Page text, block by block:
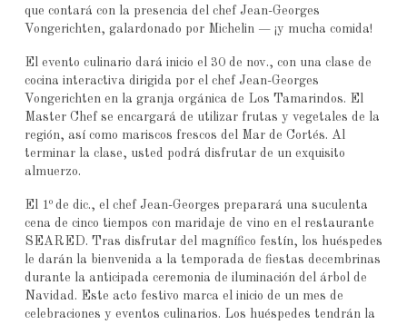
que contará con la presencia del chef Jean-Georges
Vongerichten, galardonado por Michelin — ¡y mucha comida!
El evento culinario dará inicio el 30 de nov., con una clase de
cocina interactiva dirigida por el chef Jean-Georges
Vongerichten en la granja orgánica de Los Tamarindos. El
Master Chef se encargará de utilizar frutas y vegetales de la
región, así como mariscos frescos del Mar de Cortés. Al
terminar la clase, usted podrá disfrutar de un exquisito
almuerzo.
El 1o de dic., el chef Jean-Georges preparará una suculenta
cena de cinco tiempos con maridaje de vino en el restaurante
SEARED. Tras disfrutar del magnífico festín, los huéspedes
le darán la bienvenida a la temporada de fiestas decembrinas
durante la anticipada ceremonia de iluminación del árbol de
Navidad. Este acto festivo marca el inicio de un mes de
celebraciones y eventos culinarios. Los huéspedes tendrán la